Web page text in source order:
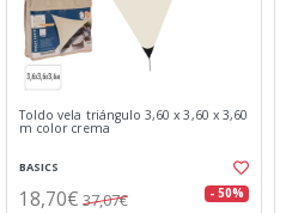
Toldo vela triángulo 3,60 x 3,60 x 3,60
m color crema
BASICS
18,70€ 37,07€ - 50%